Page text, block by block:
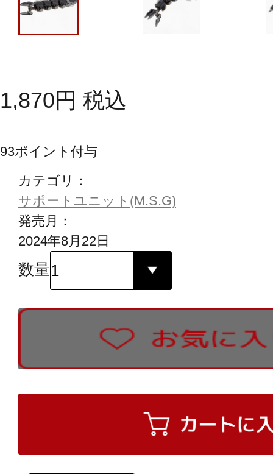
1,870円 税込
93ポイント付与
カテゴリ：
サポートユニット(M.S.G)
発売月：
2024年8月22日
数量